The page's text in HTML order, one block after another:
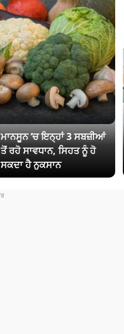
ਮਾਨਸੂਨ ‘ਚ ਇਨ੍ਹਾਂ 3 ਸਬਜ਼ੀਆਂ
ਤੋਂ ਰਹੋ ਸਾਵਧਾਨ, ਸਿਹਤ ਨੂੰ ਹੋ
ਸਕਦਾ ਹੈ ਨੁਕਸਾਨ